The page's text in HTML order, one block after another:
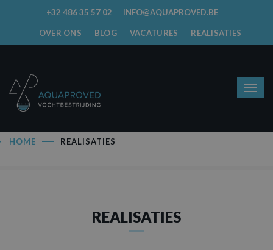
+32 486 35 57 02 INFO@AQUAPROVED.BE
OVER ONS BLOG VACATURES REALISATIES
HOME REALISATIES
REALISATIES